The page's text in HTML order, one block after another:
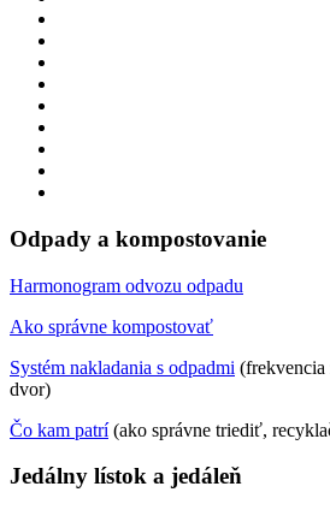
Odpady a kompostovanie
Harmonogram odvozu odpadu
Ako správne kompostovať
Systém nakladania s odpadmi (frekvencia
dvor)
Čo kam patrí(ako správne triediť,
Jedálny lístok a jedáleň